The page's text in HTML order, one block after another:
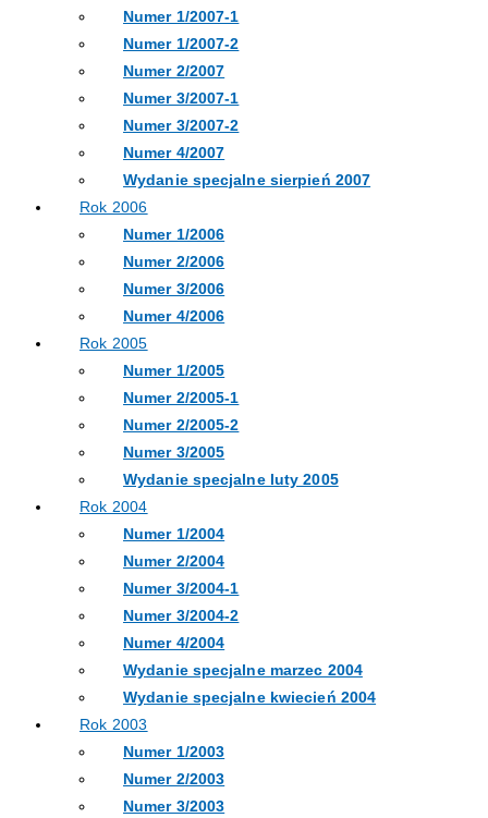
Numer 1/2007-1
Numer 1/2007-2
Numer 2/2007
Numer 3/2007-1
Numer 3/2007-2
Numer 4/2007
Wydanie specjalne sierpień 2007
Rok 2006
Numer 1/2006
Numer 2/2006
Numer 3/2006
Numer 4/2006
Rok 2005
Numer 1/2005
Numer 2/2005-1
Numer 2/2005-2
Numer 3/2005
Wydanie specjalne luty 2005
Rok 2004
Numer 1/2004
Numer 2/2004
Numer 3/2004-1
Numer 3/2004-2
Numer 4/2004
Wydanie specjalne marzec 2004
Wydanie specjalne kwiecień 2004
Rok 2003
Numer 1/2003
Numer 2/2003
Numer 3/2003